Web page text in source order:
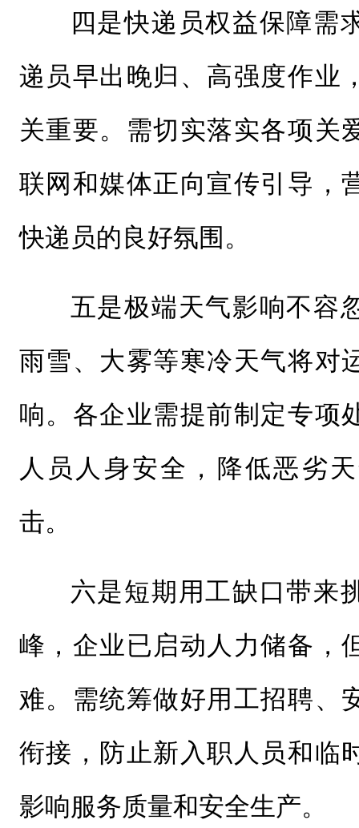
四是快递员权益保障需
递员早出晚归、高强度作业
关重要。需切实落实各项关
联网和媒体正向宣传引导，
快递员的良好氛围。
五是极端天气影响不容
雨雪、大雾等寒冷天气将对
响。各企业需提前制定专项
人员人身安全，降低恶劣
击。
六是短期用工缺口带来
峰，企业已启动人力储备，
难。需统筹做好用工招聘、
衔接，防止新入职人员和临
影响服务质量和安全生产。